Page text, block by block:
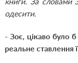
одесити.
- Зоє, цікаво було б
реальне ставлення